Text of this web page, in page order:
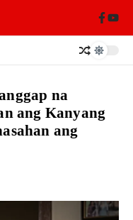
na
ang Kanyang
ang